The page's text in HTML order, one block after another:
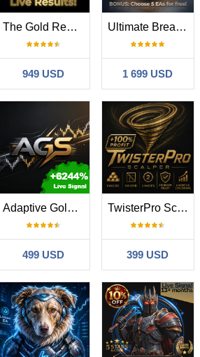
The Gold Reaper MT5
949 USD
Ultimate Breakout System
1 699 USD
Adaptive Gold Scalper MT5
499 USD
TwisterPro Scalper
399 USD